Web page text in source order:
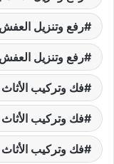
رفع وتنزيل
رفع وتنزيل
فك وتركيب الأثاث
فك وتركيب الأثاث
فك وتركيب